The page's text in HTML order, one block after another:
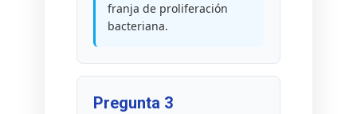
franja de proliferación
bacteriana.
Pregunta 3